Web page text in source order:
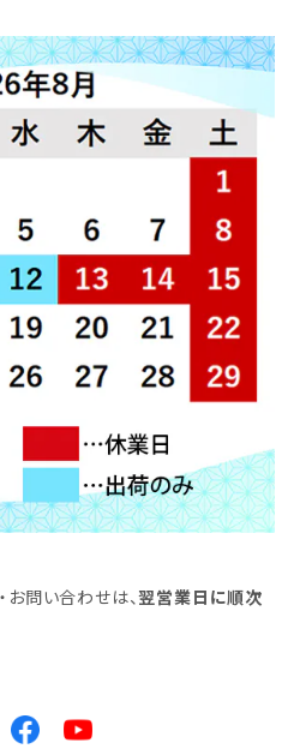
お問い合わせは、翌営業日に順次